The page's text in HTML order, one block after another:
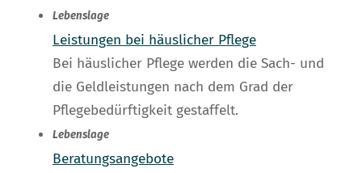
Lebenslage
Leistungen bei häuslicher Pflege
Bei häuslicher Pflege werden die Sach- und
die Geldleistungen nach dem Grad der
Pflegebedürftigkeit gestaffelt.
Lebenslage
Beratungsangebote